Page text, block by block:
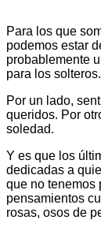
Para los que
podemos estar
probablemente
para los solteros.
Por un lado,
queridos. Por
soledad.
Y es que los
dedicadas a
que no tenemos
pensamientos
rosas, osos de